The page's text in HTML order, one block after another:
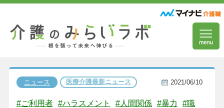
ニュース 医療介護最新ニュース 2021/06/10
#ご利用者 #ハラスメント #人間関係 #暴力
#職